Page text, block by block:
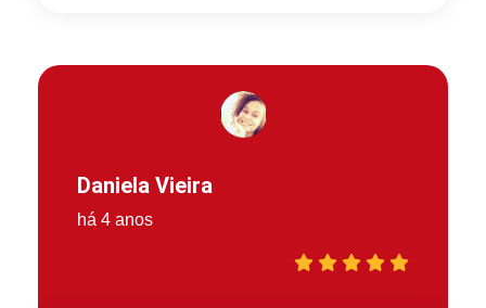
Daniela Vieira
há 4 anos